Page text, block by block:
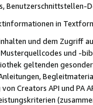
Benutzerschnittstellen-
in
und dem Zugriff
Musterquellcodes und
geltenden
Creators API und PA